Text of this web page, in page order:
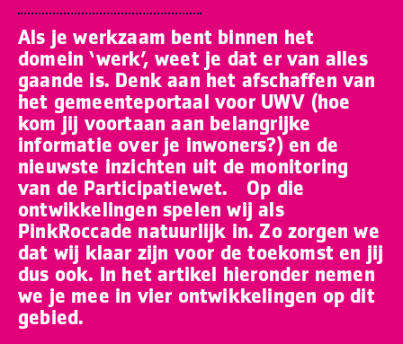
Als je werkzaam bent binnen het
domein ‘werk’, weet je dat er van alles
gaande is. Denk aan het afschaffen van
het gemeenteportaal voor UWV (hoe
kom jij voortaan aan belangrijke
informatie over je inwoners?) en de
nieuwste inzichten uit de monitoring
van de Participatiewet. Op die
ontwikkelingen spelen wij als
PinkRoccade natuurlijk in. Zo zorgen we
dat wij klaar zijn voor de toekomst en jij
dus ook. In het artikel hieronder nemen
we je mee in vier ontwikkelingen op dit
gebied.